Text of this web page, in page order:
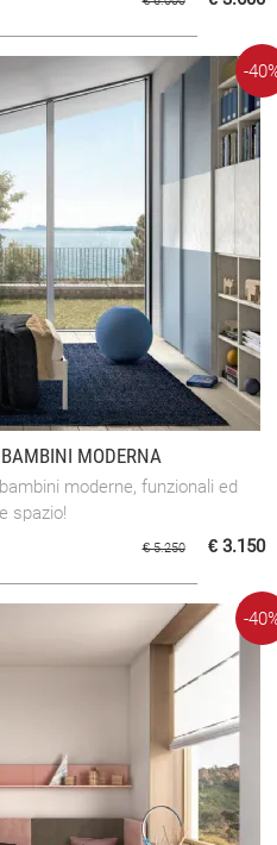
MODERNA
moderne, funzionali ed
spazio!
-
€ 5.250 € 3.150
-